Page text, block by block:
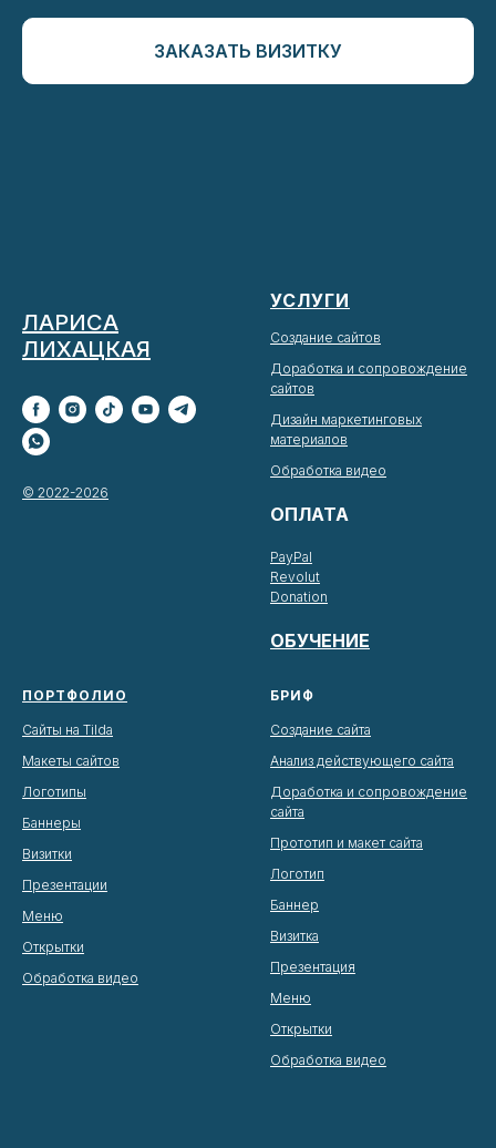
ЗАКАЗАТЬ ВИЗИТКУ
ЛАРИСА
ЛИХАЦКАЯ
© 2022-2026
УСЛУГИ
Создание сайтов
Доработка и сопровождение
сайтов
Дизайн маркетинговых
материалов
Обработка видео
ОПЛАТА
PayPal
Revolut
Donation
ОБУЧЕНИЕ
ПОРТФОЛИО
Сайты на Tilda
Макеты сайтов
Логотипы
Баннеры
Визитки
Презентации
Меню
Открытки
Обработка видео
БРИФ
Создание сайта
Анализ действующего сайта
Доработка и сопровождение
сайта
Прототип и макет сайта
Логотип
Баннер
Визитка
Презентация
Меню
Открытки
Обработка видео